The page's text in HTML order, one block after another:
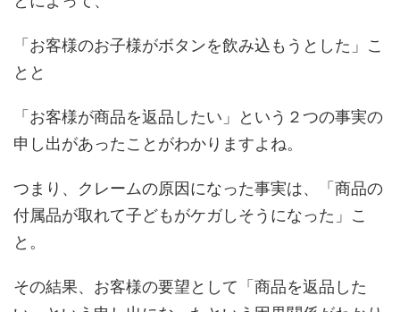
「お客様のお子様がボタンを飲み込もうとした」こ
とと
「お客様が商品を返品したい」という２つの事実の
申し出があったことがわかりますよね。
つまり、クレームの原因になった事実は、「商品の
付属品が取れて子どもがケガしそうになった」こ
と。
その結果、お客様の要望として「商品を返品した